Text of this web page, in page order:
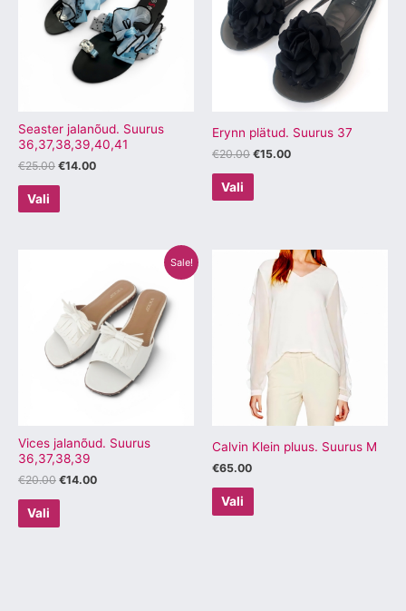
Seaster jalanõud. Suurus
36,37,38,39,40,41
€25.00 €14.00
Vali
mitu
varianti.
Valikuid
saab
tootelehel.
Erynn plätud. Suurus 37
€20.00 €15.00
Vali
mitu
varianti.
Valikuid
saab
tootelehel.
Sale!
Vices jalanõud. Suurus
36,37,38,39
€20.00
€20.00.
€14.00
on:
€14.00.
Vali
on
mitu
varianti.
Valikuid
tootelehel.
Calvin Klein pluus. Suurus M
€65.00
Vali
Sellel
tootel
on
mitu
varianti.
Valikuid
saab
teha
tootelehel.